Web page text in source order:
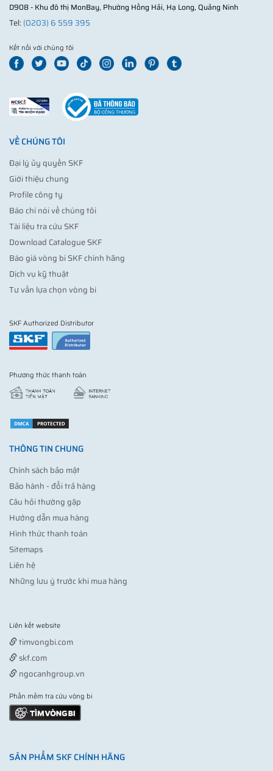
D908 - Khu đô thị MonBay, Phường Hồng Hải, Hạ Long, Quảng Ninh
Tel: (0203) 6 559 395
Kết nối với chúng tôi
VỀ CHÚNG TÔI
Đại lý ủy quyền SKF
Giới thiệu chung
Profile công ty
Báo chí nói về chúng tôi
Tài liệu tra cứu SKF
Download Catalogue SKF
Báo giá vòng bi SKF chính hãng
Dịch vụ kỹ thuật
Tư vấn lựa chọn vòng bi
SKF Authorized Distributor
Phương thức thanh toán
THÔNG TIN CHUNG
Chính sách bảo mật
Bảo hành - đổi trả hàng
Câu hỏi thường gặp
Hướng dẫn mua hàng
Hình thức thanh toán
Sitemaps
Liên hệ
Những lưu ý trước khi mua hàng
Liên kết website
timvongbi.com
skf.com
ngocanhgroup.vn
Phần mềm tra cứu vòng bi
SẢN PHẨM SKF CHÍNH HÃNG